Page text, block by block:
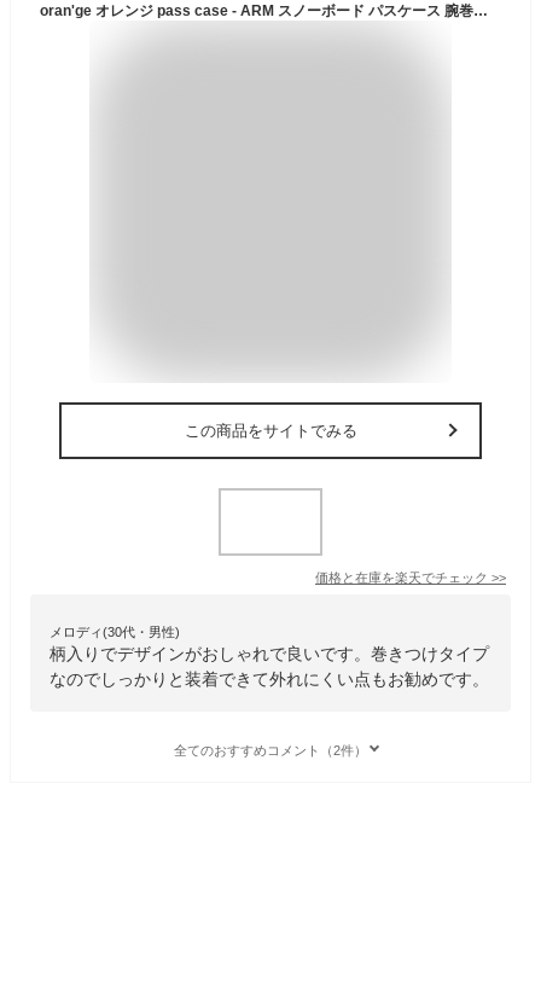
oran'ge オレンジ pass case - ARM スノーボード パスケース 腕巻き ネオプレーン 大人用 チケット リフト券入れ アクセサリー グッズ
この商品をサイトでみる
価格と在庫を楽天でチェック >>
メロディ(30代・男性)
柄入りでデザインがおしゃれで良いです。巻きつけタイプ
なのでしっかりと装着できて外れにくい点もお勧めです。
全てのおすすめコメント（2件）